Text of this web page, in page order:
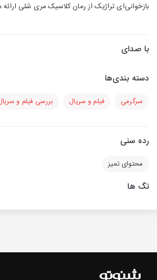
بازخوانی‌ای تراژیک از رمان کلاسیک مری شلی
با صدای
دسته بندی‌ها
سرگرمی فیلم و سریال بررسی فیلم و
رده سنی
محتوای تمیز
تگ ها